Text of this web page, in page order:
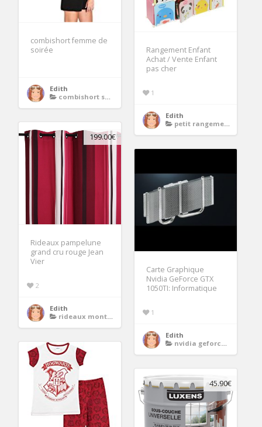
combishort femme de
soirée
Edith
combishort soiree
Rangement Enfant
Achat / Vente Enfant
pas cher
1
Edith
petit rangement enfant
199.00€
Rideaux pampelune
grand cru rouge Jean
Vier
2
Edith
rideaux montagne
Carte Graphique
Nvidia GeForce GTX
1050TI: Informatique
1
Edith
nvidia geforce gtx 1050
45.90€